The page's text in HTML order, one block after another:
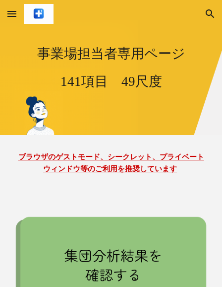
Skip to main content Skip to navigation
事業場担当者専用ページ
141項目 49尺度
ブラウザのゲストモード、シークレット、プライベート
ウィンドウ等のご利用を推奨しています